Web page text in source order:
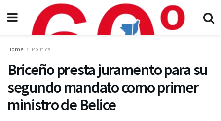
Home Política
Briceño presta juramento para su
segundo mandato como primer
ministro de Belice